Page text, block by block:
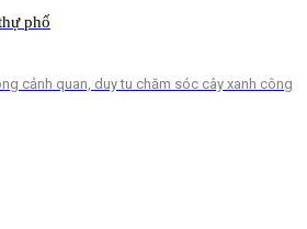
phố
cảnh quan, duy tu chăm sóc cây xanh công